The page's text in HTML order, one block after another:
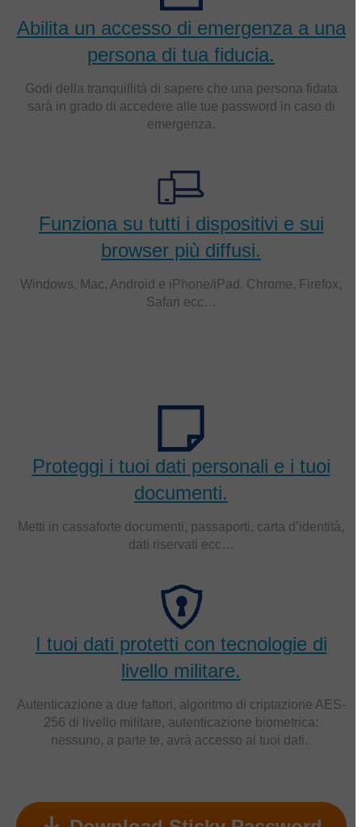
Abilita un accesso di emergenza a una
persona di tua fiducia.
Godi della tranquillità di sapere che una persona fidata
sarà in grado di accedere alle tue password in caso di
emergenza.
Funziona su tutti i dispositivi e sui
browser più diffusi.
Windows, Mac, Android e iPhone/iPad. Chrome, Firefox,
Safari ecc…
Proteggi i tuoi dati personali e i tuoi
documenti.
Metti in cassaforte documenti, passaporti, carta d’identità,
dati riservati ecc…
I tuoi dati protetti con tecnologie di
livello militare.
Autenticazione a due fattori, algoritmo di criptazione AES-
256 di livello militare, autenticazione biometrica:
nessuno, a parte te, avrà accesso ai tuoi dati.